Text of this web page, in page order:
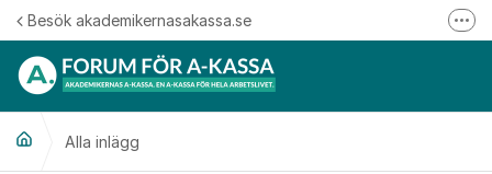
Hoppa till innehåll
Besök akademikernasakassa.se
Alla inlägg